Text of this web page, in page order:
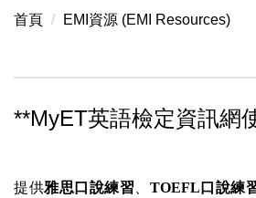
首頁 EMI資源 (EMI Resources)
**MyET英語檢定資訊網
提供雅思口說練習 TOEFL 口說練